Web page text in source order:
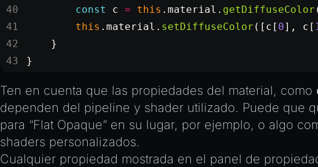
        const
c = this .material. getDiffuseColor
        this
.material. setDiffuseColor ([c[ 0], c[
    }
}
Ten en cuenta que las propiedades del material, como
dependen del pipeline y shader utilizado. Puede que
para “Flat Opaque” en su lugar, por ejemplo, o algo
shaders personalizados.
Cualquier propiedad mostrada en el panel de